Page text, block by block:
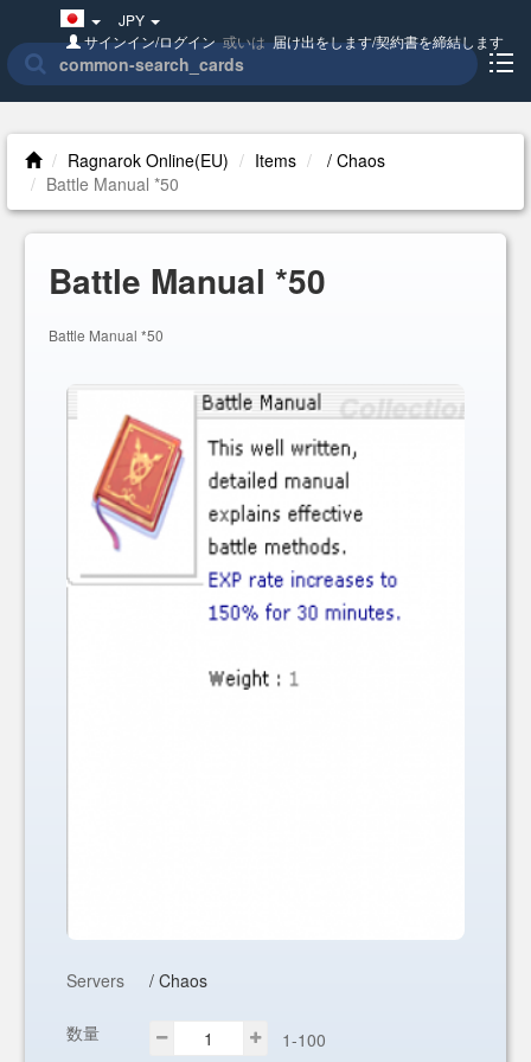
Japan(日
本
語)
JPY
サインイン/ログイン或いは届け出をします/契約書を締結します
Ragnarok Online(EU) Items
/ Chaos
Battle Manual *50
Battle Manual *50
Battle Manual *50
Servers / Chaos
数量 1-100